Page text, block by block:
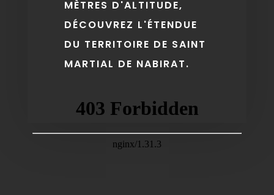
MÈTRES D'ALTITUDE,
DÉCOUVREZ L'ÉTENDUE
DU TERRITOIRE DE SAINT
MARTIAL DE NABIRAT.